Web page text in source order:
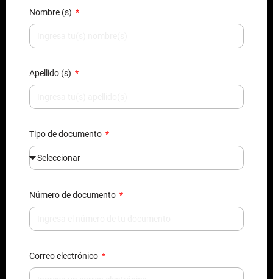
Nombre (s)
Apellido (s)
Tipo de documento
Número de documento
Correo electrónico